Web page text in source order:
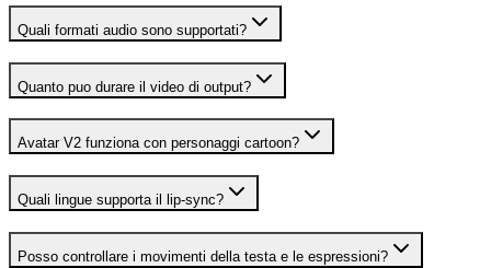
Quali formati audio sono supportati?
Quanto puo durare il video di output?
Avatar V2 funziona con personaggi cartoon?
Quali lingue supporta il lip-sync?
Posso controllare i movimenti della testa e le espressioni?